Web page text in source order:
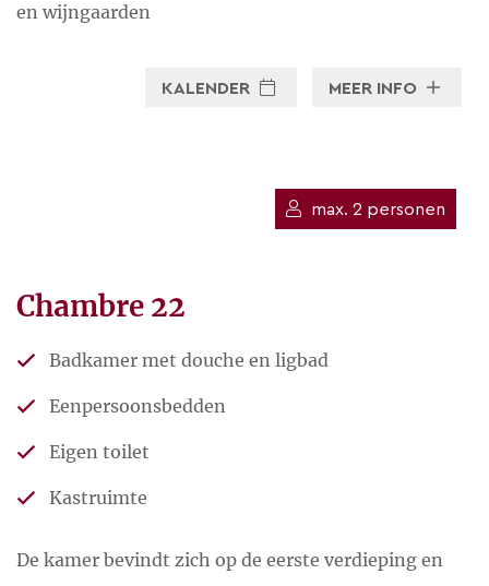
en wijngaarden
KALENDER MEER INFO
max. 2 personen
Chambre 22
Badkamer met douche en ligbad
Eenpersoonsbedden
Eigen toilet
Kastruimte
De kamer bevindt zich op de eerste verdieping en